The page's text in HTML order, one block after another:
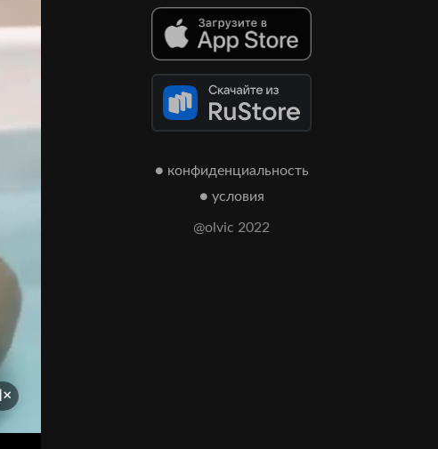
● конфиденциальность
● условия
@olvic 2022